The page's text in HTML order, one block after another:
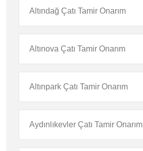
Altındağ Çatı Tamir Onarım
Altınova Çatı Tamir Onarım
Altınpark Çatı Tamir Onarım
Aydınlıkevler Çatı Tamir Onarım